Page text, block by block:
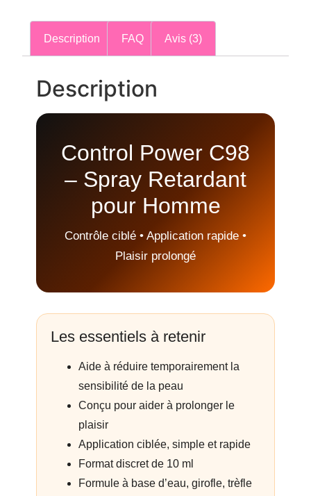
Description FAQ Avis (3)
Description
Control Power C98
– Spray Retardant
pour Homme
Contrôle ciblé • Application rapide •
Plaisir prolongé
Les essentiels à retenir
Aide à réduire temporairement la
sensibilité de la peau
Conçu pour aider à prolonger le
plaisir
Application ciblée, simple et rapide
Format discret de 10 ml
Formule à base d’eau, girofle, trèfle